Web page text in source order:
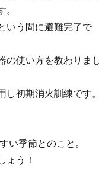
。
いう間に避難完了で
の使い方を教わりま
し初期消火訓練です
い季節とのこと。
ょう！